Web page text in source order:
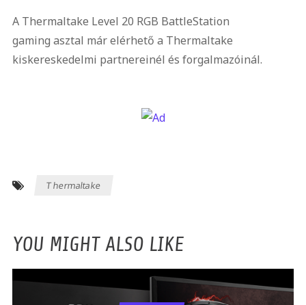
A Thermaltake Level 20 RGB BattleStation
gaming asztal már elérhető a Thermaltake
kiskereskedelmi partnereinél és forgalmazóinál.
Thermaltake
YOU MIGHT ALSO LIKE